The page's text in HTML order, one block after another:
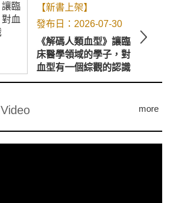
【新書上架】
2026-07-30
《解碼人類血型》讓臨
床醫學領域的學子，對
血型有一個綜觀的認識
Video more